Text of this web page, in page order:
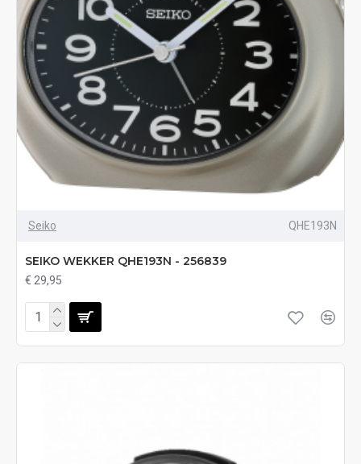
Seiko QHE193N
SEIKO WEKKER QHE193N - 256839
€ 29,95